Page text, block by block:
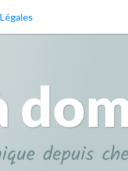
depuis